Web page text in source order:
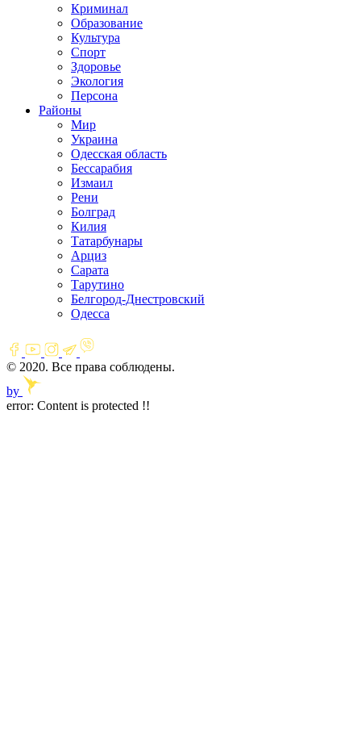
Криминал
Образование
Культура
Спорт
Здоровье
Экология
Персона
Районы
Мир
Украина
Одесская область
Бессарабия
Измаил
Рени
Болград
Килия
Татарбунары
Арциз
Сарата
Тарутино
Белгород-Днестровский
Одесса
© 2020. Все права соблюдены.
by
error: Content is protected !!